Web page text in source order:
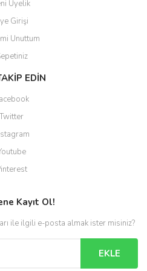
Üyelik
Girişi
Unuttum
EDİN
Twitter
Kayıt Ol!
ile ilgili e-posta almak ister misiniz?
EKLE